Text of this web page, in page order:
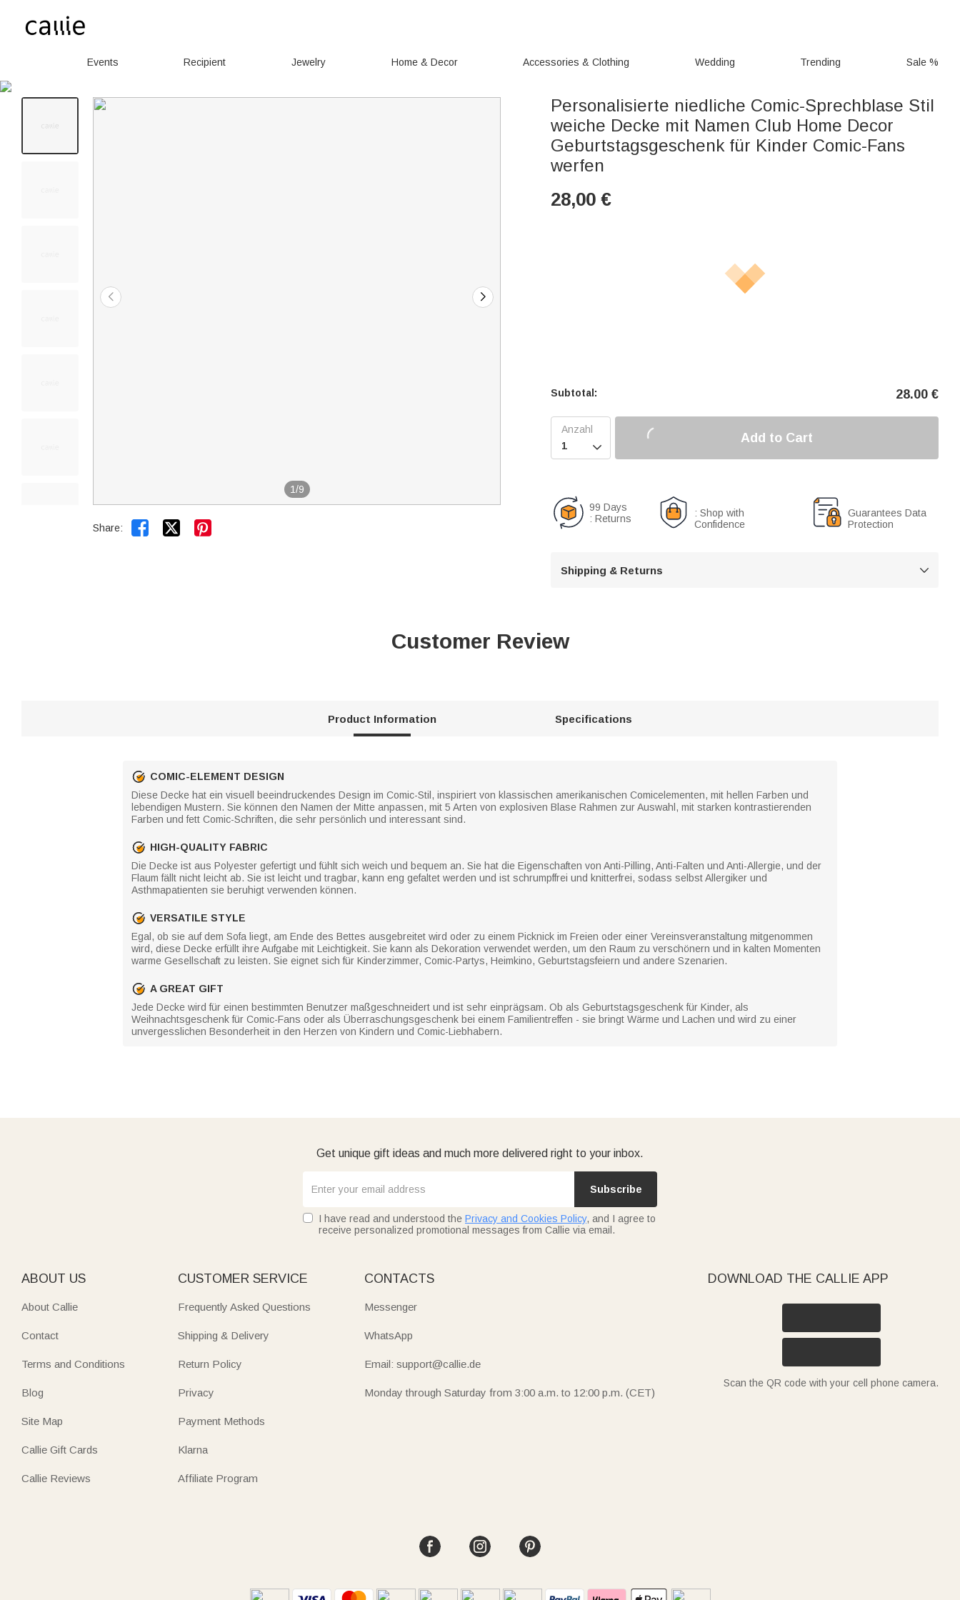
Events Recipient Jewelry Home & Decor Accessories & Clothing Wedding Trending Sale %
1/9
Share:  
Personalisierte niedliche Comic-Sprechblase Stil
weiche Decke mit Namen Club Home Decor
Geburtstagsgeschenk für Kinder Comic-Fans
werfen
28,00 €
Subtotal: 28.00 €

Add to Cart
99 Days
: Returns
: Shop with
Confidence
Guarantees Data
Protection
Shipping & Returns 
Customer Review
Product Information Specifications
COMIC-ELEMENT DESIGN
Diese Decke hat ein visuell beeindruckendes Design im Comic-Stil, inspiriert von klassischen amerikanischen Comicelementen, mit hellen Farben und
lebendigen Mustern. Sie können den Namen der Mitte anpassen, mit 5 Arten von explosiven Blase Rahmen zur Auswahl, mit starken kontrastierenden
Farben und fett Comic-Schriften, die sehr persönlich und interessant sind.
HIGH-QUALITY FABRIC
Die Decke ist aus Polyester gefertigt und fühlt sich weich und bequem an. Sie hat die Eigenschaften von Anti-Pilling, Anti-Falten und Anti-Allergie, und der
Flaum fällt nicht leicht ab. Sie ist leicht und tragbar, kann eng gefaltet werden und ist schrumpffrei und knitterfrei, sodass selbst Allergiker und
Asthmapatienten sie beruhigt verwenden können.
VERSATILE STYLE
Egal, ob sie auf dem Sofa liegt, am Ende des Bettes ausgebreitet wird oder zu einem Picknick im Freien oder einer Vereinsveranstaltung mitgenommen
wird, diese Decke erfüllt ihre Aufgabe mit Leichtigkeit. Sie kann als Dekoration verwendet werden, um den Raum zu verschönern und in kalten Momenten
warme Gesellschaft zu leisten. Sie eignet sich für Kinderzimmer, Comic-Partys, Heimkino, Geburtstagsfeiern und andere Szenarien.
A GREAT GIFT
Jede Decke wird für einen bestimmten Benutzer maßgeschneidert und ist sehr einprägsam. Ob als Geburtstagsgeschenk für Kinder, als
Weihnachtsgeschenk für Comic-Fans oder als Überraschungsgeschenk bei einem Familientreffen - sie bringt Wärme und Lachen und wird zu einer
unvergesslichen Besonderheit in den Herzen von Kindern und Comic-Liebhabern.
Get unique gift ideas and much more delivered right to your inbox.
Subscribe
I have read and understood the Privacy and Cookies Policy, and I agree to
receive personalized promotional messages from Callie via email.
ABOUT US
About Callie
Contact
Terms and Conditions
Blog
Site Map
Callie Gift Cards
Callie Reviews
CUSTOMER SERVICE
Frequently Asked Questions
Shipping & Delivery
Return Policy
Privacy
Payment Methods
Klarna
Affiliate Program
CONTACTS
Messenger
WhatsApp
Email: support@callie.de
Monday through Saturday from 3:00 a.m. to 12:00 p.m. (CET)
DOWNLOAD THE CALLIE APP
Scan the QR code with your cell phone camera.